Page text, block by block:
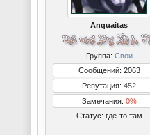
Anquaitas
Группа: Свои
Сообщений: 2063
Репутация: 452
Замечания: 0%
Статус: где-то там